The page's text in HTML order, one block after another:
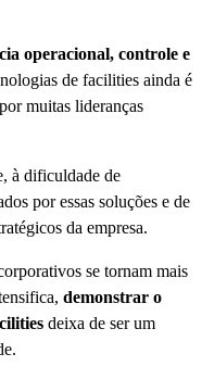
operacional, controle e
de facilities ainda é
muitas lideranças
à dificuldade de
por essas soluções e de
da empresa.
se tornam mais
demonstrar o
deixa de ser um